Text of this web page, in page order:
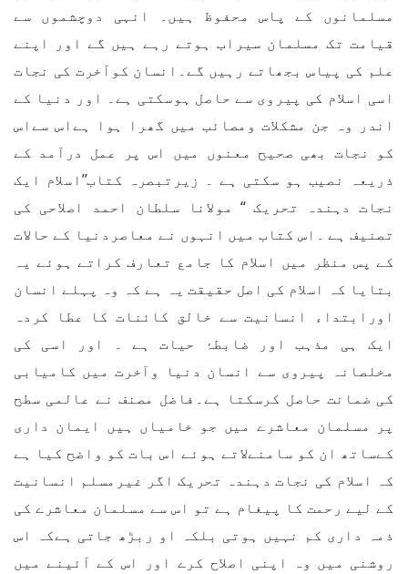
مسلمانوں کے پاس محفوظ ہیں۔ انہی دوچشموں سے
قیامت تک مسلمان سیراب ہوتے رہے ہیں گے اور اپنے
علم کی پیاس بجھاتے رہیں گے۔انسان کوآخرت کی نجات
اسی اسلام کی پیروی سے حاصل ہوسکتی ہے۔ اور دنیا کے
اندر وہ جن مشکلات ومصائب میں گھرا ہوا ہےاس سےاس
کو نجات بھی صحیح معنوں میں اس پر عمل درآمد کے
ذریعہ نصیب ہو سکتی ہے ۔ زیرتبصرہ کتاب’’اسلام ایک
نجات دہندہ تحریک ‘‘ مولانا سلطان احمد اصلاحی کی
تصنیف ہے ۔اس کتاب میں انہوں نے معاصردنیا کے حالات
کے پس منظر میں اسلام کا جامع تعارف کراتے ہوئے یہ
بتایا کہ اسلام کی اصل حقیقت یہ ہے کہ وہ پہلے انسان
اورابتداء انسانیت سے خالق کائنات کا عطا کردہ
ایک ہی مذہب اور ضابطۂ حیات ہے ۔ اور اسی کی
مخلصانہ پیروی سے انسان دنیا وآخرت میں کامیابی
کی ضمانت حاصل کرسکتا ہے۔فاضل مصنف نے عالمی سطح
پر مسلمان معاشرے میں جو خامیاں ہیں ایمان داری
کےساتھ ان کو سامنےلاتے ہوئے اس بات کو واضح کیا ہے
کہ اسلام کی نجات دہندہ تحریک اگر غیرمسلم انسانیت
کے لیے رحمت کا پیغام ہے تو اس سے مسلمان معاشرے کی
ذمہ داری کم نہیں ہوتی بلکہ او ربڑھ جاتی ہےکہ اس
روشنی میں وہ اپنی اصلاح کرے اور اس کے آئینے میں